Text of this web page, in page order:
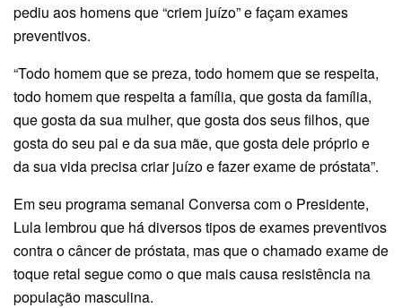
pediu aos homens que “criem juízo” e façam exames
preventivos.
“Todo homem que se preza, todo homem que se respeita,
todo homem que respeita a família, que gosta da família,
que gosta da sua mulher, que gosta dos seus filhos, que
gosta do seu pai e da sua mãe, que gosta dele próprio e
da sua vida precisa criar juízo e fazer exame de próstata”.
Em seu programa semanal Conversa com o Presidente,
Lula lembrou que há diversos tipos de exames preventivos
contra o câncer de próstata, mas que o chamado exame de
toque retal segue como o que mais causa resistência na
população masculina.